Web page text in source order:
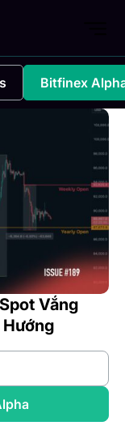
Bitfinex
Vắng
Hướng
(opens in a